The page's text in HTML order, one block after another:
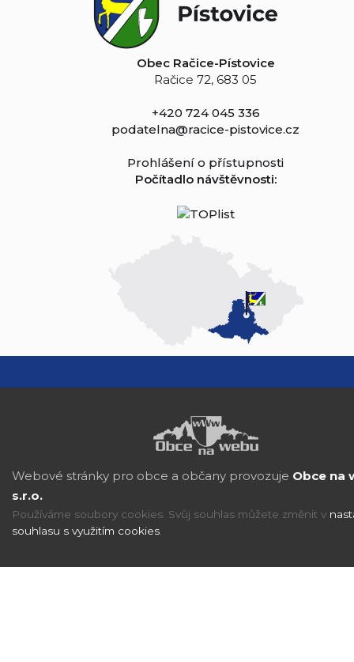
Obec Račice-Pístovice
Račice 72, 683 05
+420 724 045 336
podatelna@racice-pistovice.cz
Prohlášení o přístupnosti
Počítadlo návštěvnosti:
Webové stránky pro obce a občany provozuje Obce na
s.r.o.
Používáme soubory cookies. Svůj souhlas můžete změnit v
souhlasu s využitím cookies